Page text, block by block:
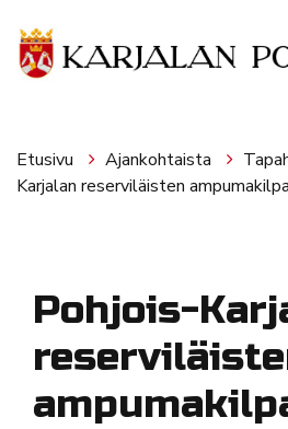
Etusivu Ajankohtaista
Karjalan reserviläisten
Pohjois-